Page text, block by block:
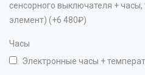
сенсорного выключателя + часы,
элемент) (+6 480₽)
Часы
Электронные часы +